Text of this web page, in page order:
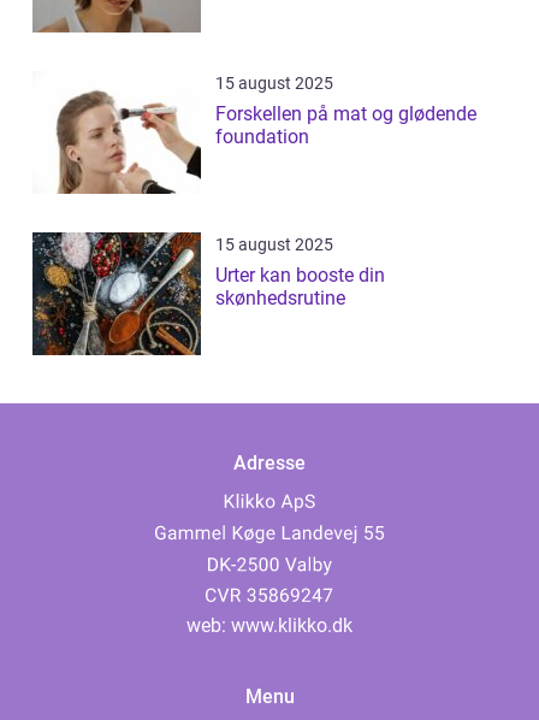
15 august 2025
Forskellen på mat og glødende
foundation
15 august 2025
Urter kan booste din
skønhedsrutine
Adresse
web: www.klikko.dk
Menu